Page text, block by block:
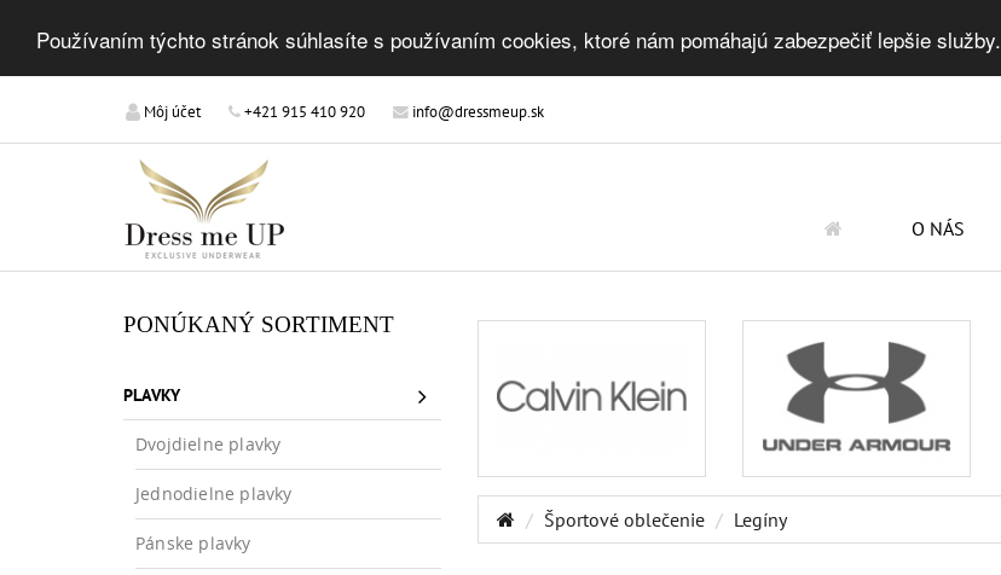
Používaním týchto stránok súhlasíte s používaním cookies, ktoré nám pomáhajú zabezpečiť lepšie služby.
Môj účet +421 915 410 920 info@dressmeup.sk
O NÁS
PONÚKANÝ SORTIMENT
PLAVKY
Dvojdielne plavky
Jednodielne plavky
Pánske plavky
Športové oblečenie Legíny